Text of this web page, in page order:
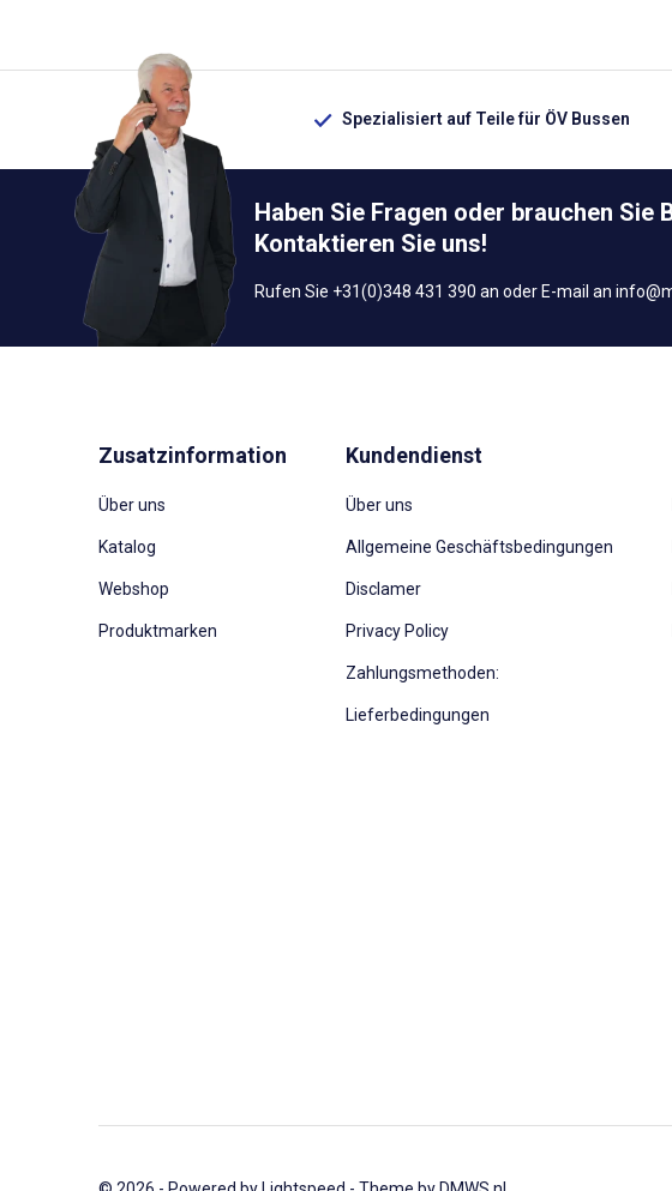
Spezialisiert auf Teile für ÖV Bussen
Haben Sie Fragen oder brauchen Sie
Kontaktieren Sie uns!
Rufen Sie +31(0)348 431 390 an oder E-mail an
Zusatzinformation
Über uns
Katalog
Webshop
Produktmarken
Kundendienst
Über uns
Allgemeine Geschäftsbedingungen
Disclamer
Privacy Policy
Zahlungsmethoden:
Lieferbedingungen